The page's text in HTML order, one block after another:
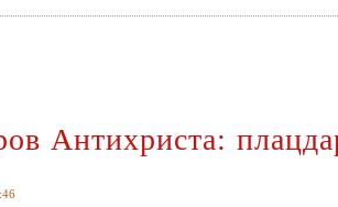
Антихриста: